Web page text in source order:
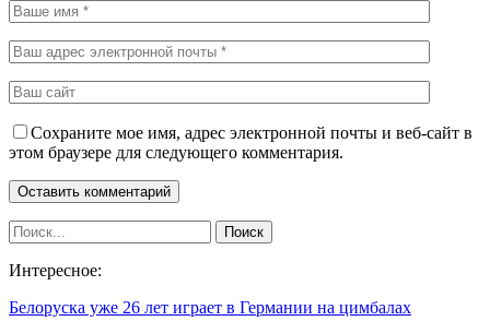
Сохраните мое имя, адрес электронной почты и веб-сайт в
этом браузере для следующего комментария.
Интересное:
Белоруска уже 26 лет играет в Германии на цимбалах